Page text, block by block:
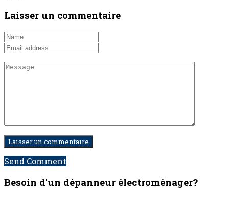
Laisser un commentaire
Send Comment
Besoin d'un dépanneur électroménager?